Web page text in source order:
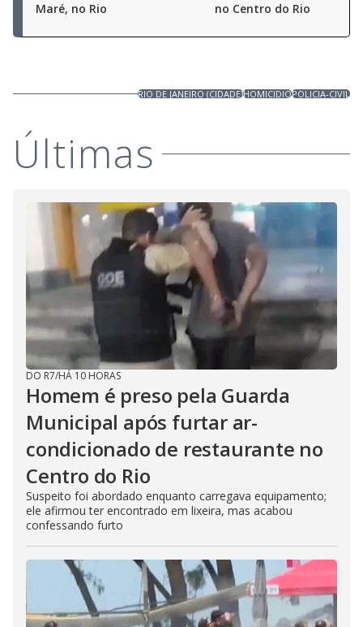
Maré, no Rio
no Centro do Rio
RIO DE JANEIRO (CIDADE)HOMICIDIOPOLICIA-CIVIL
Últimas
DO R7/HÁ 10 HORAS
Homem é preso pela Guarda
Municipal após furtar ar-
condicionado de restaurante no
Centro do Rio
Suspeito foi abordado enquanto carregava equipamento;
ele afirmou ter encontrado em lixeira, mas acabou
confessando furto